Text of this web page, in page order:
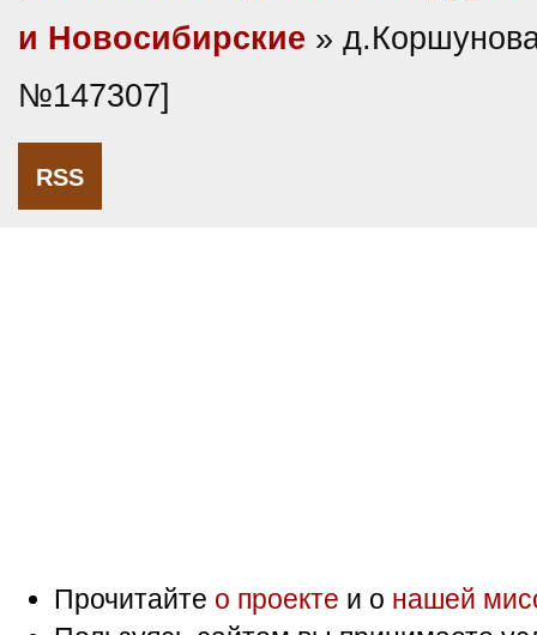
и Новосибирские »
№147307]
RSS
Прочитайте о проекте и о нашей